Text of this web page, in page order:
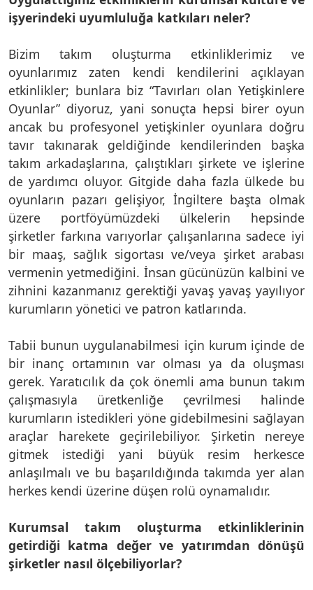
işyerindeki uyumluluğa katkıları neler?
Bizim takım oluşturma etkinliklerimiz ve
oyunlarımız zaten kendi kendilerini açıklayan
etkinlikler; bunlara biz “Tavırları olan Yetişkinlere
Oyunlar” diyoruz, yani sonuçta hepsi birer oyun
ancak bu profesyonel yetişkinler oyunlara doğru
tavır takınarak geldiğinde kendilerinden başka
takım arkadaşlarına, çalıştıkları şirkete ve işlerine
de yardımcı oluyor. Gitgide daha fazla ülkede bu
oyunların pazarı gelişiyor, İngiltere başta olmak
üzere portföyümüzdeki ülkelerin hepsinde
şirketler farkına varıyorlar çalışanlarına sadece iyi
bir maaş, sağlık sigortası ve/veya şirket arabası
vermenin yetmediğini. İnsan gücünüzün kalbini ve
zihnini kazanmanız gerektiği yavaş yavaş yayılıyor
kurumların yönetici ve patron katlarında.
Tabii bunun uygulanabilmesi için kurum içinde de
bir inanç ortamının var olması ya da oluşması
gerek. Yaratıcılık da çok önemli ama bunun takım
çalışmasıyla üretkenliğe çevrilmesi halinde
kurumların istedikleri yöne gidebilmesini sağlayan
araçlar harekete geçirilebiliyor. Şirketin nereye
gitmek istediği yani büyük resim herkesce
anlaşılmalı ve bu başarıldığında takımda yer alan
herkes kendi üzerine düşen rolü oynamalıdır.
Kurumsal takım oluşturma etkinliklerinin
getirdiği katma değer ve yatırımdan dönüşü
şirketler nasıl ölçebiliyorlar?